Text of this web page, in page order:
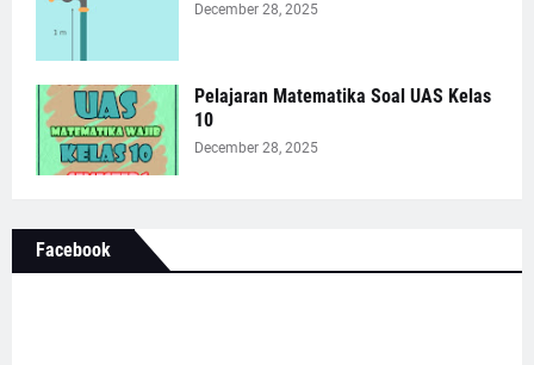
December 28, 2025
Pelajaran Matematika Soal UAS Kelas
10
December 28, 2025
Facebook